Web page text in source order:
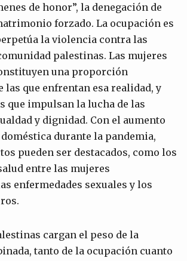
de honor”, la denegación de
forzado. La ocupación es
la violencia contra las
palestinas. Las mujeres
una proporción
las que enfrentan esa realidad, y
que impulsan la lucha de las
y dignidad. Con el aumento
durante la pandemia,
pueden ser destacados, como los
entre las mujeres
enfermedades sexuales y los
cargan el peso de la
tanto de la ocupación cuanto